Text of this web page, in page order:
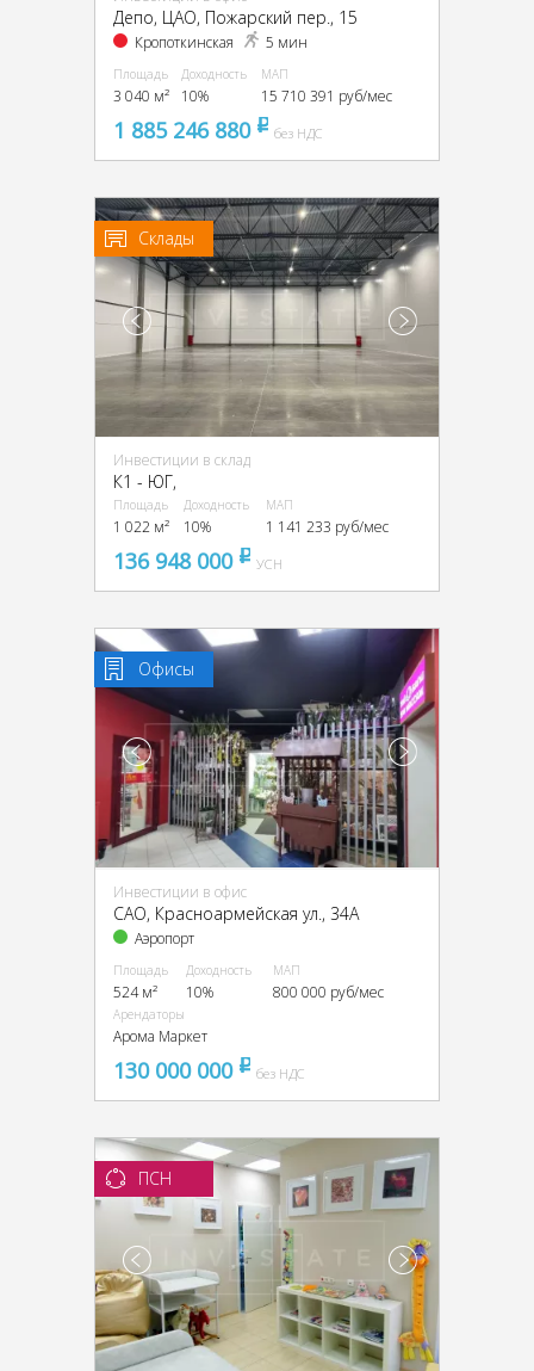
Депо, ЦАО, Пожарский пер., 15
Кропоткинская 5 мин
Площадь
3 040 м²
Доходность
10%
МАП
15 710 391 руб/мес
1 885 246 880 pуббез НДС
Склады
Инвестиции в склад
К1 - ЮГ,
Площадь
1 022 м²
Доходность
10%
МАП
1 141 233 руб/мес
136 948 000 pуб
УСН
Офисы
Инвестиции в офис
CАО, Красноармейская ул., 34А
Аэропорт
Площадь
524 м²
Доходность
10%
МАП
800 000 руб/мес
Арендаторы
Арома Маркет
130 000 000 pуббез НДС
ПСН